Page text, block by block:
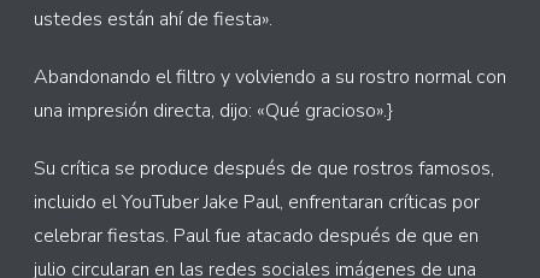
ustedes están ahí de fiesta».
Abandonando el filtro y volviendo a su rostro normal con
una impresión directa, dijo: «Qué gracioso».}
Su crítica se produce después de que rostros famosos,
incluido el YouTuber Jake Paul, enfrentaran críticas por
celebrar fiestas. Paul fue atacado después de que en
julio circularan en las redes sociales imágenes de una